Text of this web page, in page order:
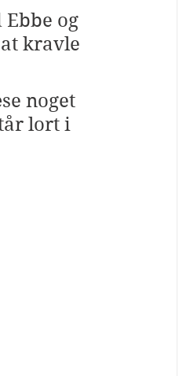
og
kravle
noget
lort i